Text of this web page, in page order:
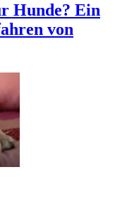
Hunde? Ein
von